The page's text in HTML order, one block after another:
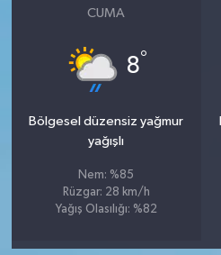
CUMA
8°
Bölgesel düzensiz yağmur
yağışlı
Nem: %85
Rüzgar: 28 km/h
Yağış Olasılığı: %82